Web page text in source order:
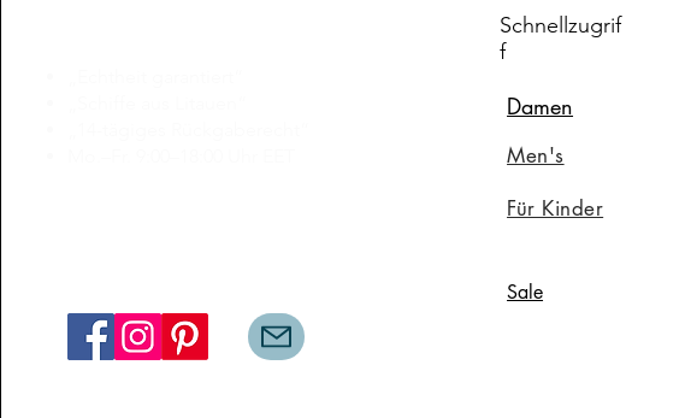
Schnellzugrif
f
Damen
Men's
Für Kinder
Sale